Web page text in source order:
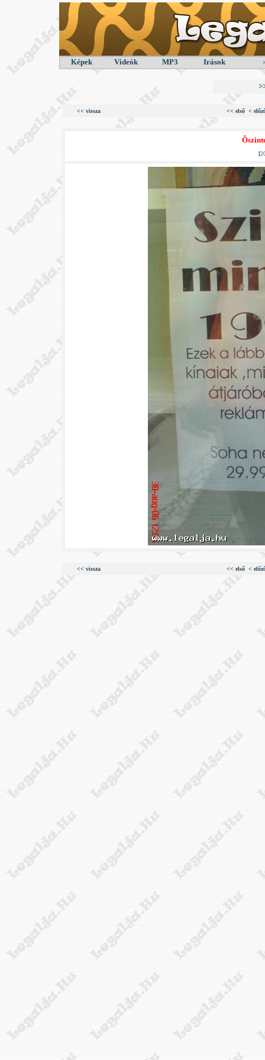
Képek Videók MP3 Irások
<< vissza << első <
[
<< vissza << első <